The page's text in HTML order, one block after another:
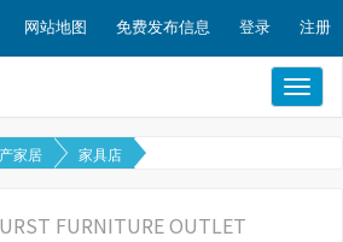
网站地图 免费发布信息 登录 注册
家居 家具店
FURNITURE OUTLET